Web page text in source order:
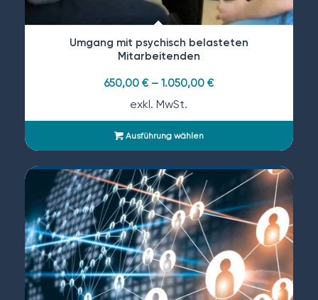
Umgang mit psychisch belasteten
Mitarbeitenden
650,00 €– 1.050,00 €
exkl. MwSt.
Ausführung wählen